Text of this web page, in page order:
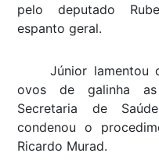
pelo deputado
espanto geral.
Júnior lamentou
ovos de galinha as
Secretaria de
condenou o
Ricardo Murad.